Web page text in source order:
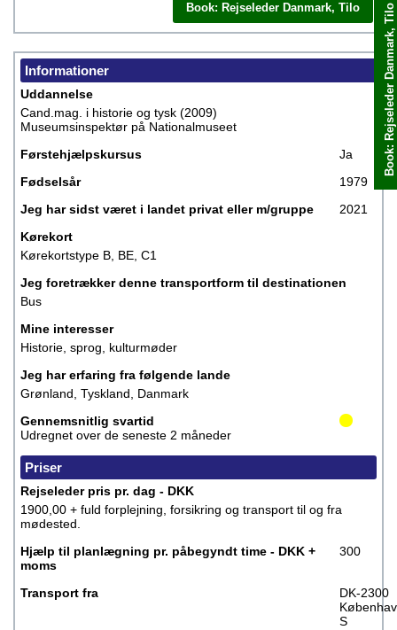
Book: Rejseleder Danmark, Tilo
Book: Rejseleder Danmark, Tilo
Informationer
Uddannelse
Cand.mag. i historie og tysk (2009)
Museumsinspektør på Nationalmuseet
Førstehjælpskursus
Ja
Fødselsår
1979
Jeg har sidst været i landet privat eller m/gruppe
2021
Kørekort
Kørekortstype B, BE, C1
Jeg foretrækker denne transportform til destinationen
Bus
Mine interesser
Historie, sprog, kulturmøder
Jeg har erfaring fra følgende lande
Grønland, Tyskland, Danmark
Gennemsnitlig svartid
Udregnet over de seneste 2 måneder
Priser
Rejseleder pris pr. dag - DKK
1900,00 + fuld forplejning, forsikring og transport til og fra
mødested.
Hjælp til planlægning pr. påbegyndt time - DKK +
moms
300
Transport fra
DK-2300
S
Book med det samme